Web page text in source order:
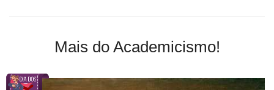
Mais do Academicismo!